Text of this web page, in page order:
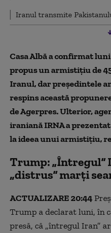
Iranul transmite
Casa Albă a confirmat
propus un armistiţiu de
Iranul, dar preşedintele
respins această
de Agerpres. Ulterior,
iraniană IRNA a
la ideea unui armistițiu,
Trump: „Întregul”
„distrus” marţi
ACTUALIZARE 20:44
Trump a declarat luni, în
presă, că „întregul Iran”